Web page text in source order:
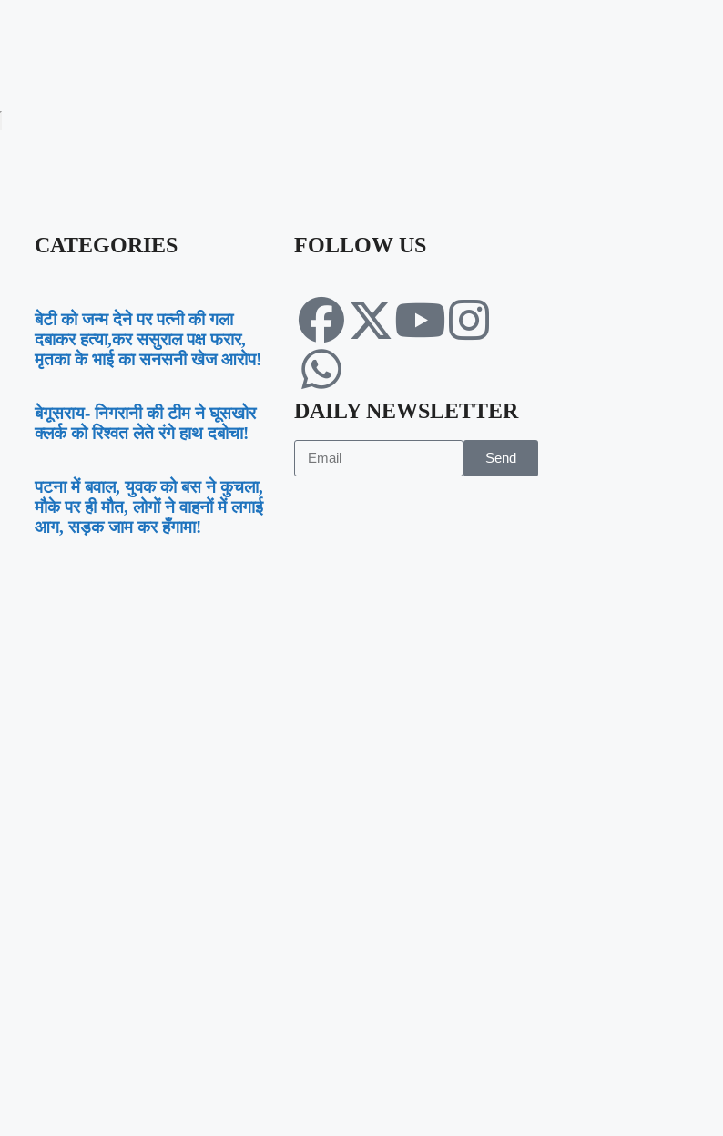
CATEGORIES
बेटी को जन्म देने पर पत्नी की गला
दबाकर हत्या,कर ससुराल पक्ष फरार,
मृतका के भाई का सनसनी खेज आरोप!
बेगूसराय- निगरानी की टीम ने घूसखोर
क्लर्क को रिश्वत लेते रंगे हाथ दबोचा!
पटना में बवाल, युवक को बस ने कुचला,
मौके पर ही मौत, लोगों ने वाहनों में लगाई
आग, सड़क जाम कर हँगामा!
FOLLOW US
DAILY NEWSLETTER
Send